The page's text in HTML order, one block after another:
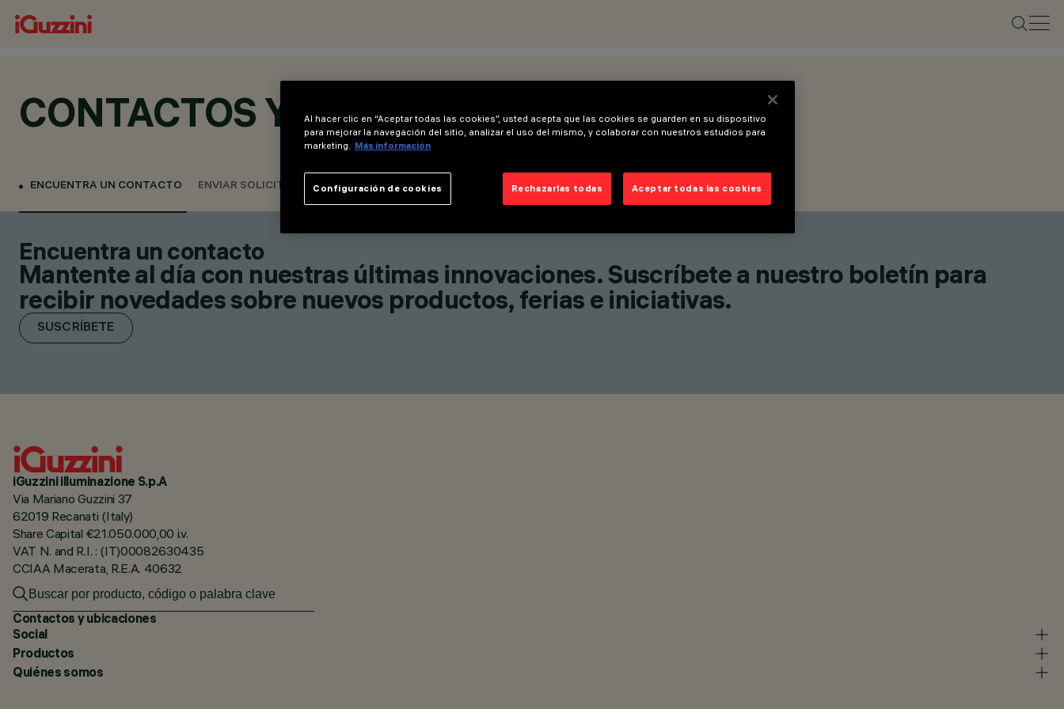
CONTACTOS Y UBICACIONES
ENCUENTRA UN CONTACTO ENVIAR SOLICITUD
Encuentra un contacto
Mantente al día con nuestras últimas innovaciones. Suscríbete a nuestro boletín para
recibir novedades sobre nuevos productos, ferias e iniciativas.
SUSCRÍBETE
iGuzzini illuminazione S.p.A
Via Mariano Guzzini 37
62019 Recanati (Italy)
Share Capital €21.050.000,00 i.v.
VAT N. and R.I. : (IT)00082630435
CCIAA Macerata, R.E.A. 40632
Contactos y ubicaciones
Social
Productos
Quiénes somos
Al hacer clic en “Aceptar todas las cookies”, usted acepta que las cookies se guarden en su dispositivo
para mejorar la navegación del sitio, analizar el uso del mismo, y colaborar con nuestros estudios para
marketing. Más información
Rechazarlas todas Aceptar todas las cookies
Configuración de cookies